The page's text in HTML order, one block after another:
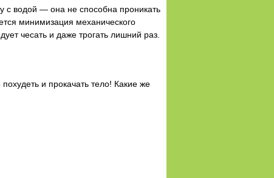
с водой — она не способна проникать
минимизация механического
чесать и даже трогать лишний раз.
и прокачать тело! Какие же